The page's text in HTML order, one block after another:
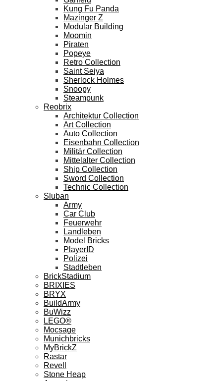
Kung Fu Panda
Mazinger Z
Modular Building
Moomin
Piraten
Popeye
Retro Collection
Saint Seiya
Sherlock Holmes
Snoopy
Steampunk
Reobrix
Architektur Collection
Art Collection
Auto Collection
Eisenbahn Collection
Militär Collection
Mittelalter Collection
Ship Collection
Sword Collection
Technic Collection
Sluban
Army
Car Club
Feuerwehr
Landleben
Model Bricks
PlayerID
Polizei
Stadtleben
BrickStadium
BRIXIES
BRYX
BuildArmy
BuWizz
LEGO®
Mocsage
Munichbricks
MyBrickZ
Rastar
Revell
Stone Heap